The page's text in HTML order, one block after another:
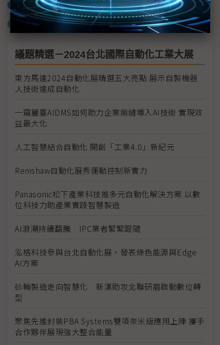
加入已選取到「關鍵字追蹤」
什麼是「關鍵字追蹤」
議題精選－2024台北國際自動化工業大展
東方馬達2024自動化展精選五大亮點 展示自製機器
人技術達成自動化
一窺麗臺AIDMS如何助力企業無縫導入AI技術 實現效
益最大化
人工智慧結合自動化 開創「工業4.0」新紀元
Renishaw自動化展秀運動控制新實力
Panasonic松下產業科技推多元自動化解決方案 以數
位科技力助產業實踐智慧製造
AI浪潮持續翻騰 IPC業者緊緊跟隨
泓格科技參與台北自動化展，發表綠色能源與Edge
AI方案
砂輪製造走向智慧化 新漢助攻北聯研磨啟動數位轉
型
聚焦先進封裝PBA Systems雙項奈米級應用上陣 攜手
合作夥伴展現強大整合能量